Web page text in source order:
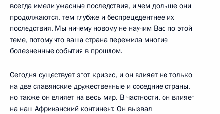
всегда имели ужасные последствия, и чем дольше они
продолжаются, тем глубже и беспрецедентнее их
последствия. Мы ничему новому не научим Вас по этой
теме, потому что ваша страна пережила многие
болезненные события в прошлом.
Сегодня существует этот кризис, и он влияет не только
на две славянские дружественные и соседние страны,
но также он влияет на весь мир. В частности, он влияет
на наш Африканский континент. Он вызвал